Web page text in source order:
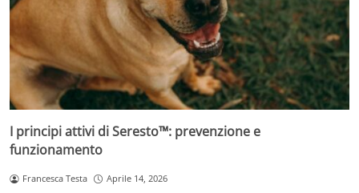
I principi attivi di Seresto™: prevenzione e
funzionamento
Francesca Testa Aprile 14, 2026